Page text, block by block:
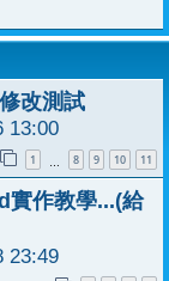
改測試
13:00
1 8 9 10 11
實作教學...(給
23:49